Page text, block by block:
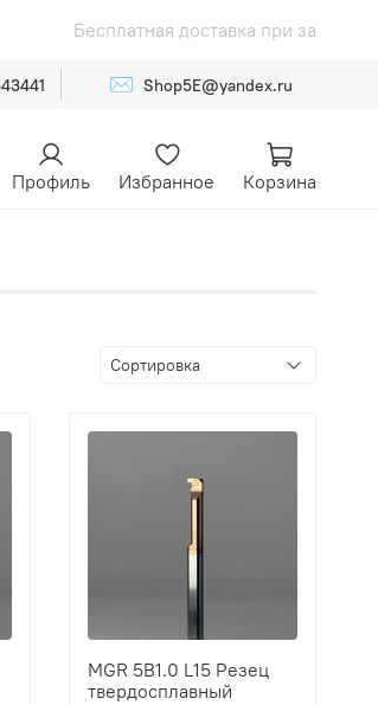
Бесплатная
✉️ Shop5E@yandex.ru
Профиль Избранное Корзина
MGR 5B1.0 L15 Резец
твердосплавный